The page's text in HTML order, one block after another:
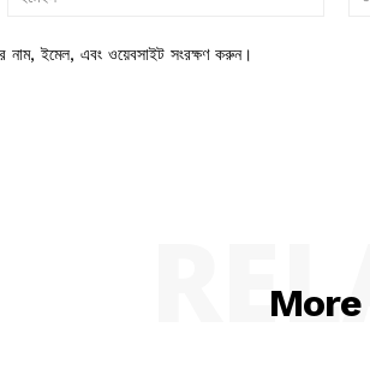
ইমেল, এবং ওয়েবসাইট সংরক্ষণ করুন।